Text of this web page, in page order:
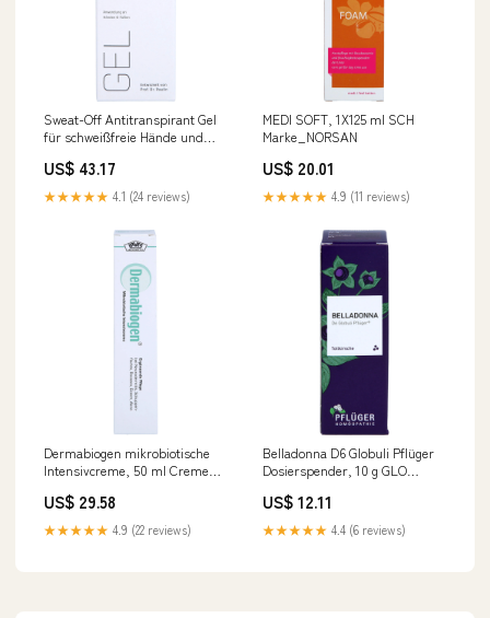
Sweat-Off Antitranspirant Gel
für schweißfreie Hände und
Packungsgröße_350 ml
US$ 43.17
★★★★★ 4.1 (24 reviews)
MEDI SOFT, 1X125 ml SCH
Marke_NORSAN
US$ 20.01
★★★★★ 4.9 (11 reviews)
Dermabiogen mikrobiotische
Intensivcreme, 50 ml Creme
US$ 29.58
★★★★★ 4.9 (22 reviews)
Belladonna D6 Globuli Pflüger
Dosierspender, 10 g GLO
GmbH
US$ 12.11
★★★★★ 4.4 (6 reviews)